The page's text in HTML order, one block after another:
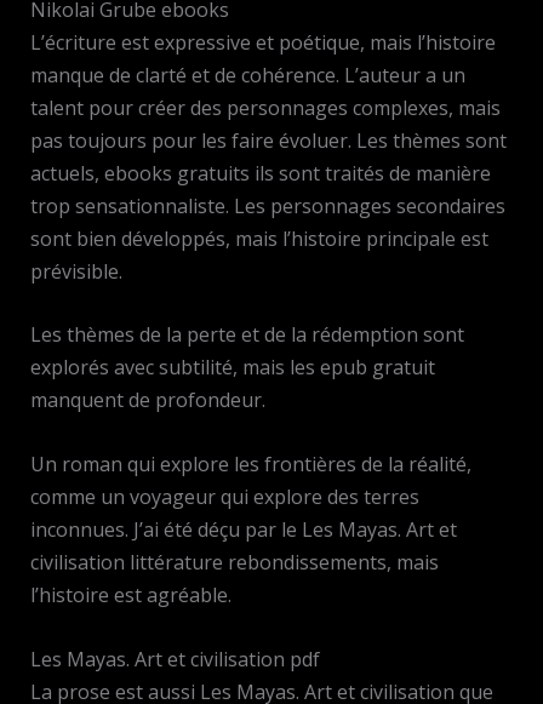
Nikolai Grube ebooks
L’écriture est expressive et poétique, mais l’histoire
manque de clarté et de cohérence. L’auteur a un
talent pour créer des personnages complexes, mais
pas toujours pour les faire évoluer. Les thèmes sont
actuels, ebooks gratuits ils sont traités de manière
trop sensationnaliste. Les personnages secondaires
sont bien développés, mais l’histoire principale est
prévisible.
Les thèmes de la perte et de la rédemption sont
explorés avec subtilité, mais les epub gratuit
manquent de profondeur.
Un roman qui explore les frontières de la réalité,
comme un voyageur qui explore des terres
inconnues. J’ai été déçu par le Les Mayas. Art et
civilisation littérature rebondissements, mais
l’histoire est agréable.
Les Mayas. Art et civilisation pdf
La prose est aussi Les Mayas. Art et civilisation que